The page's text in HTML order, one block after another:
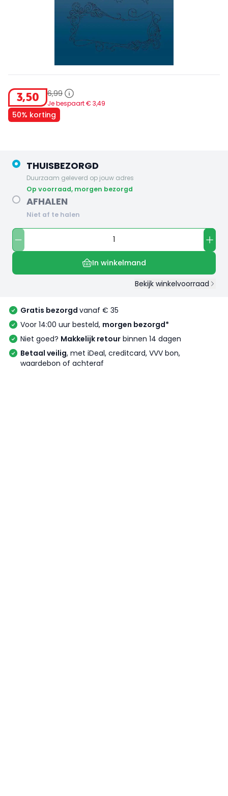
3,50 6,99
Je bespaart € 3,49
50% korting
THUISBEZORGD
Duurzaam geleverd op jouw adres
op voorraad, morgen bezorgd
AFHALEN
Niet af te halen
In winkelmand
Bekijk winkelvoorraad
Gratis bezorgd vanaf € 35
Voor 14:00 uur besteld, morgen bezorgd*
Niet goed? Makkelijk retour binnen 14 dagen
Betaal veilig, met iDeal, creditcard, VVV bon,
waardebon of achteraf